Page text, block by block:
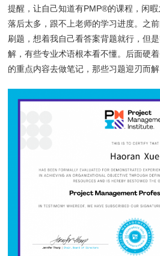
提醒，让自己知道有PMP®的课程，闲
落后太多，跟不上老师的学习进度。之
刷题，想着我自己看答案背题就行，但
解，有些专业术语根本看不懂。后面硬
的重点内容去做笔记，那些习题迎刃而解